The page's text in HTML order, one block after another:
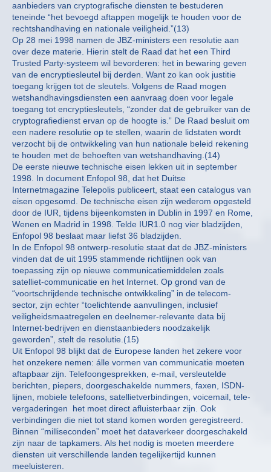
aanbieders van cryptografische diensten te bestuderen
teneinde “het bevoegd aftappen mogelijk te houden voor de
rechtshandhaving en nationale veiligheid.”(13)
Op 28 mei 1998 namen de JBZ-ministers een resolutie aan
over deze materie. Hierin stelt de Raad dat het een Third
Trusted Party-systeem wil bevorderen: het in bewaring geven
van de encryptiesleutel bij derden. Want zo kan ook justitie
toegang krijgen tot de sleutels. Volgens de Raad mogen
wetshandhavingsdiensten een aanvraag doen voor legale
toegang tot encryptiesleutels, “zonder dat de gebruiker van de
cryptografiedienst ervan op de hoogte is.” De Raad besluit om
een nadere resolutie op te stellen, waarin de lidstaten wordt
verzocht bij de ontwikkeling van hun nationale beleid rekening
te houden met de behoeften van wetshandhaving.(14)
De eerste nieuwe technische eisen lekken uit in september
1998. In document Enfopol 98, dat het Duitse
Internetmagazine Telepolis publiceert, staat een catalogus van
eisen opgesomd. De technische eisen zijn wederom opgesteld
door de IUR, tijdens bijeenkomsten in Dublin in 1997 en Rome,
Wenen en Madrid in 1998. Telde IUR1.0 nog vier bladzijden,
Enfopol 98 beslaat maar liefst 36 bladzijden.
In de Enfopol 98 ontwerp-resolutie staat dat de JBZ-ministers
vinden dat de uit 1995 stammende richtlijnen ook van
toepassing zijn op nieuwe communicatiemiddelen zoals
satelliet-communicatie en het Internet. Op grond van de
“voortschrijdende technische ontwikkeling” in de telecom-
sector, zijn echter “toelichtende aanvullingen, inclusief
veiligheidsmaatregelen en deelnemer-relevante data bij
Internet-bedrijven en dienstaanbieders noodzakelijk
geworden”, stelt de resolutie.(15)
Uit Enfopol 98 blijkt dat de Europese landen het zekere voor
het onzekere nemen: álle vormen van communicatie moeten
aftapbaar zijn. Telefoongesprekken, e-mail, versleutelde
berichten, piepers, doorgeschakelde nummers, faxen, ISDN-
lijnen, mobiele telefoons, satellietverbindingen, voicemail, tele-
vergaderingen ­ het moet direct afluisterbaar zijn. Ook
verbindingen die niet tot stand komen worden geregistreerd.
Binnen “milliseconden” moet het dataverkeer doorgeschakeld
zijn naar de tapkamers. Als het nodig is moeten meerdere
diensten uit verschillende landen tegelijkertijd kunnen
meeluisteren.